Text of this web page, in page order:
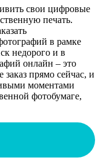
свои цифровые
печать.
в рамке
недорого и в
онлайн – это
прямо сейчас, и
моментами
фотобумаге,